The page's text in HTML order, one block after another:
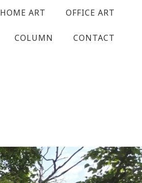
HOME ART OFFICE ART
COLUMN CONTACT